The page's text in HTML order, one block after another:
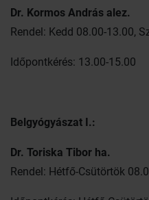
Dr. Kormos András alez.
Rendel: Kedd 08.00-13.00,
Időpontkérés: 13.00-15.00
Belgyógyászat I.:
Dr. Toriska Tibor ha.
Rendel: Hétfő-Csütörtök